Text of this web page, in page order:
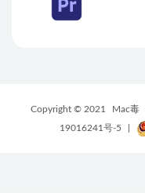
Copyright © 2021 Mac毒
19016241号-5